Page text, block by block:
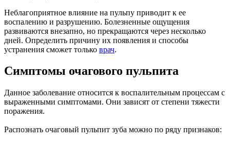
Неблагоприятное влияние на пульпу приводит к ее
воспалению и разрушению. Болезненные ощущения
развиваются внезапно, но прекращаются через несколько
дней. Определить причину их появления и способы
устранения сможет только врач.
Симптомы очагового пульпита
Данное заболевание относится к воспалительным процессам с
выраженными симптомами. Они зависят от степени тяжести
поражения.
Распознать очаговый пульпит зуба можно по ряду признаков: